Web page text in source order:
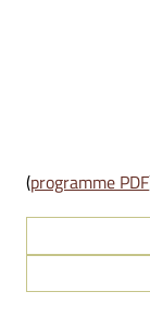
(programme PDF